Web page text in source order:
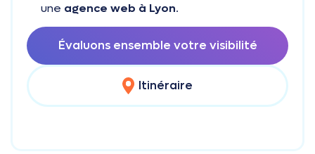
une agence web à Lyon.
Évaluons ensemble votre visibilité
Itinéraire